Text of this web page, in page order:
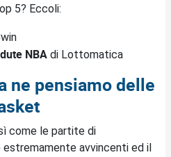
5? Eccoli:
NBA di Lottomatica
ne pensiamo delle
come le partite di
avvincenti ed il